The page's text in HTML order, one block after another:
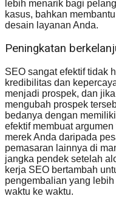
lebih menarik bagi
kasus, bahkan
desain layanan Anda.
Peningkatan
SEO sangat efektif tidak
kredibilitas dan
menjadi prospek, dan
mengubah prospek
bedanya dengan
efektif membuat
merek Anda daripada
pemasaran lainnya di
jangka pendek setelah
kerja SEO bertambah
pengembalian yang
waktu ke waktu.